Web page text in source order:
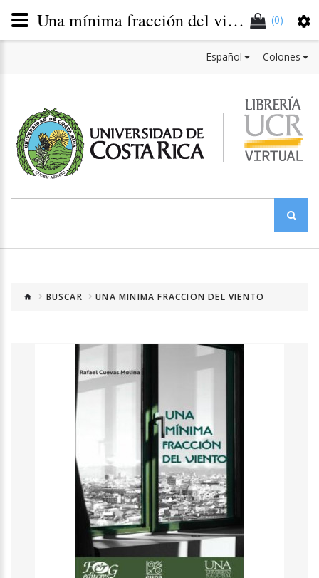
(0)
Colones
Español
BUSCAR UNA MINIMA FRACCION DEL VIENTO
Una mínima fracción del viento